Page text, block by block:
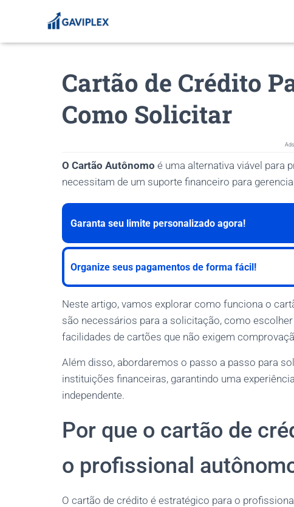
Cartão de Crédito
Como Solicitar
Ads
O Cartão Autônomo é uma alternativa viável para
necessitam de um suporte financeiro para
Garanta seu limite personalizado agora!
Organize seus pagamentos de forma fácil!
Neste artigo, vamos explorar como funciona o
são necessários para a solicitação, como
facilidades de cartões que não exigem
Além disso, abordaremos o passo a passo para
instituições financeiras, garantindo uma
independente.
Por que o cartão de
o profissional
O cartão de crédito é estratégico para o